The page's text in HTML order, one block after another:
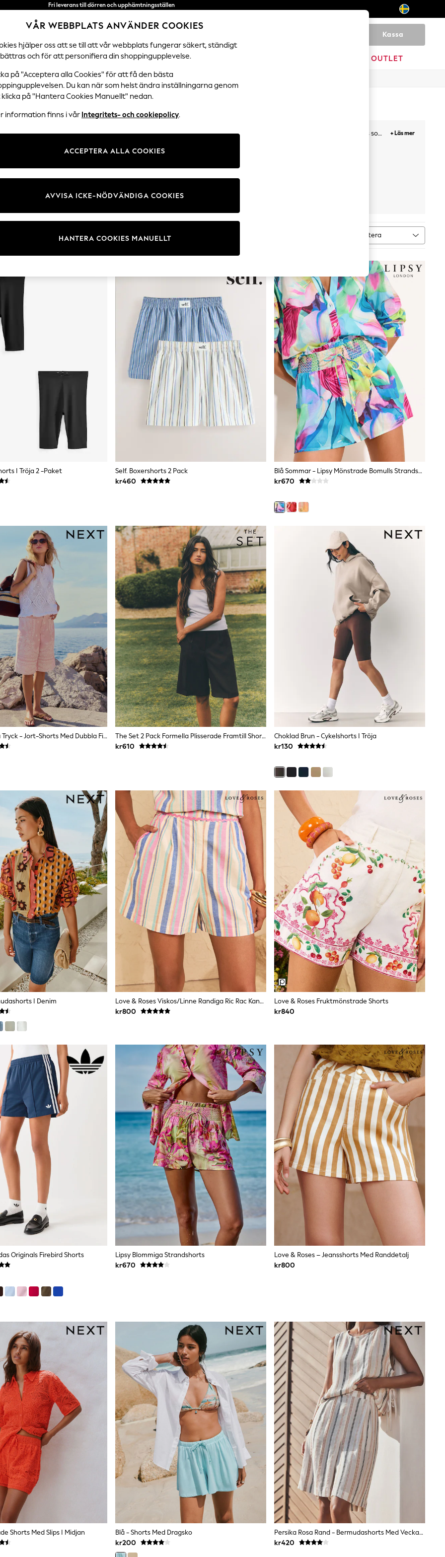
Vi accepterar
NYA enkla returer*
Kassa
DAMER HERRAR SEMESTERBUTIK OUTLET
alltid dags att sporta de senaste trenderna inom damshorts. Fråndenimtill chinos, vi har ett stort utbud av shorts som
en avslappnad stil.
+ Läs mer
Handla efter kategori
Chino Shorts
Shorts med hög
Knä Shorts Cykelshorts
Kategori Märke Sortera
I Tröja 2 -paket
Self. Boxershorts 2 Pack
kr460
Blå Sommar - Lipsy Mönstrade Bomulls Strandshorts
kr670
Rosa Bandana Tryck - Jort-Shorts Med Dubbla Fickor Och Denim
The Set 2 Pack Formella Plisserade Framtill Shorts
kr610
Choklad Brun - Cykelshorts I Tröja
kr130
I Denim
Love & Roses Viskos/Linne Randiga Ric Rac Kant Shorts
kr800
Love & Roses Fruktmönstrade Shorts
kr840
Originals Firebird Shorts
Lipsy Blommiga Strandshorts
kr670
Love & Roses – Jeansshorts Med Randdetalj
kr800
Shorts Med Slips I Midjan
Blå - Shorts Med Dragsko
kr200
Persika Rosa Rand - Bermudashorts Med Veckade Framsidor
kr420
VÅR WEBBPLATS ANVÄNDER COOKIES
hjälper oss att se till att vår webbplats fungerar säkert, ständigt
och för att personifiera din shoppingupplevelse.
på "Acceptera alla Cookies" för att få den bästa
Du kan när som helst ändra inställningarna genom
på "Hantera Cookies Manuellt" nedan.
information finns i vår Integritets- och cookiepolicy.
ACCEPTERA ALLA COOKIES
HANTERA COOKIES MANUELLT
AVVISA ICKE-NÖDVÄNDIGA COOKIES